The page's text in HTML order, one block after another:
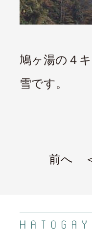
鳩ヶ湯の４
雪です。
前へ